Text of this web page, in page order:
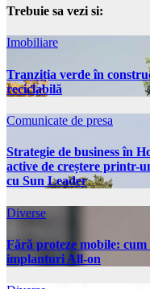
Trebuie sa vezi si:
Imobiliare
Tranziția verde în
reciclabilă
Comunicate de presa
Strategie de business în
active de creștere printr-
cu Sun Leader
Diverse
Fără proteze mobile:
implanturi All-on